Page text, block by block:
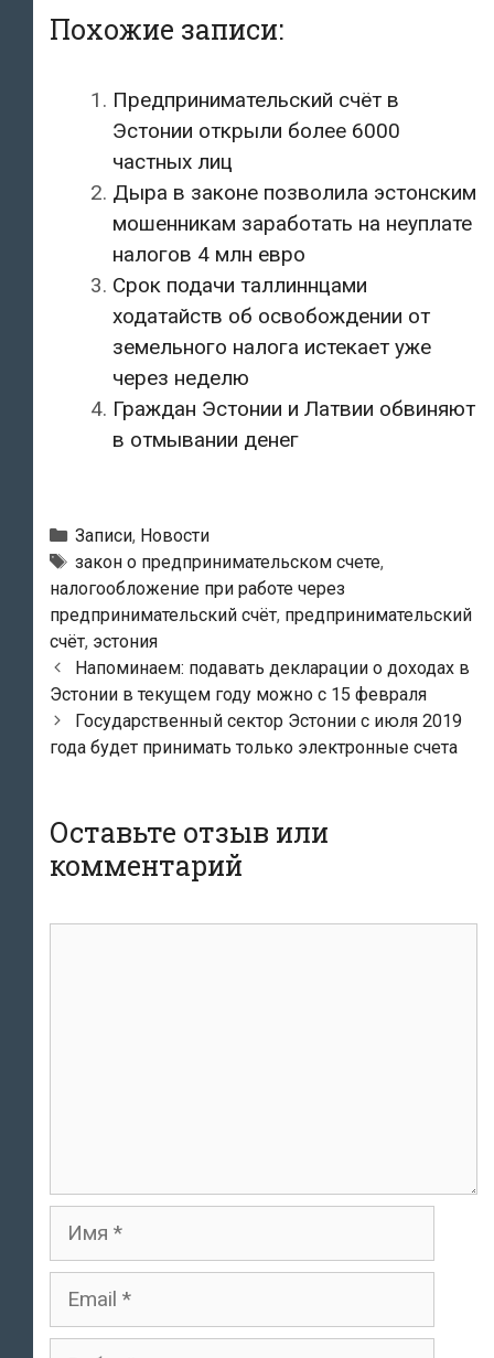
Похожие записи:
Предпринимательский счёт в
Эстонии открыли более 6000
частных лиц
Дыра в законе позволила эстонским
мошенникам заработать на неуплате
налогов 4 млн евро
Срок подачи таллиннцами
ходатайств об освобождении от
земельного налога истекает уже
через неделю
Граждан Эстонии и Латвии обвиняют
в отмывании денег
Рубрики
Записи, Новости
Метки
закон о предпринимательском счете,
налогообложение при работе через
предпринимательский счёт, предпринимательский
счёт, эстония
Навигация
по
записям
Напоминаем: подавать декларации о доходах в
Эстонии в текущем году можно с 15 февраля
Государственный сектор Эстонии с июля 2019
года будет принимать только электронные счета
Оставьте отзыв или
комментарий
Имя
Email
Вебсайт